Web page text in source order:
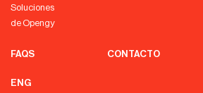
Soluciones
de Opengy
FAQS CONTACTO
ENG